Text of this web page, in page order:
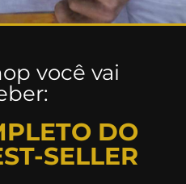
você vai
DO
SELLER